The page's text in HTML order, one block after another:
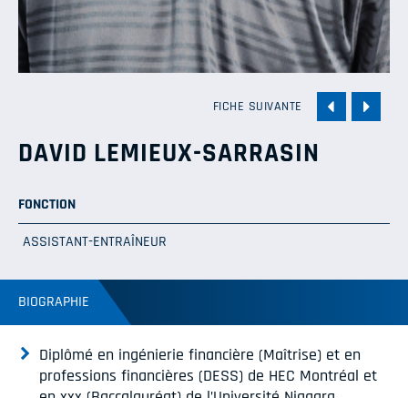
FICHE SUIVANTE
DAVID LEMIEUX-SARRASIN
FONCTION
ASSISTANT-ENTRAÎNEUR
BIOGRAPHIE
Diplômé en ingénierie financière (Maîtrise) et en
professions financières (DESS) de HEC Montréal et